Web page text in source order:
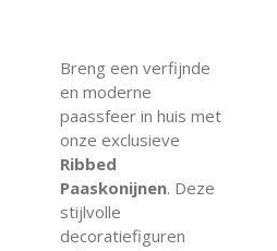
Breng een verfijnde
en moderne
paassfeer in huis met
onze exclusieve
Ribbed
Paaskonijnen. Deze
stijlvolle
decoratiefiguren